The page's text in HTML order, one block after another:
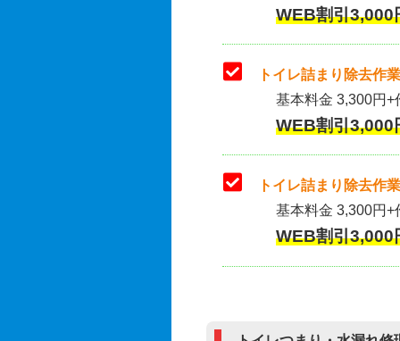
WEB割引
トイレ詰まり除去
基本料金 3,300円+
WEB割引
トイレ詰まり除去作
基本料金 3,300円+
WEB割引